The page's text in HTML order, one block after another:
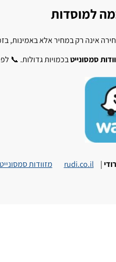
למוסדות
אינה רק במחיר אלא באמינות,
סמסונייטבכמויות גדולות. 📞
|
rudi.co.il מזוודות סמסונייט